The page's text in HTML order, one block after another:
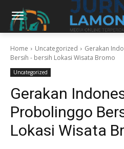
Home Uncategorized
Gerakan
Bersih - bersih Lokasi Wisata Bromo
Uncategorized
Gerakan
Probolinggo
Lokasi Wisata